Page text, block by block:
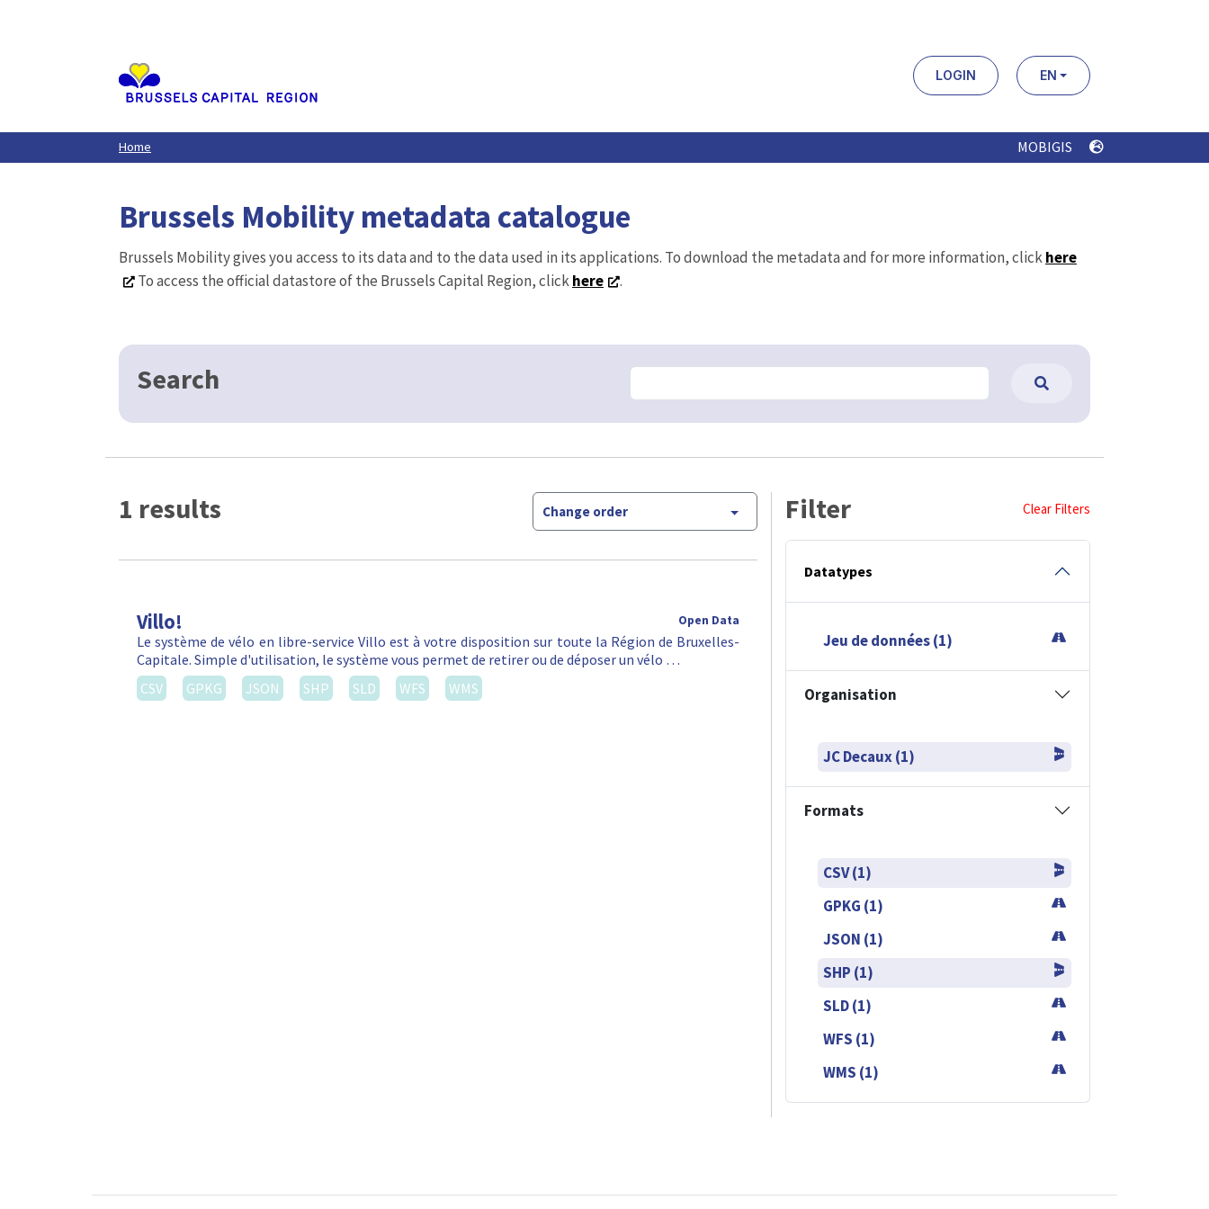
LOGIN EN
Home MOBIGIS
Brussels Mobility metadata catalogue
Brussels Mobility gives you access to its data and to the data used in its applications. To download the metadata and for more information, clickhere
To access the official datastore of the Brussels Capital Region, clickhere .
Search
1 results Change order
Villo! Open Data
Le système de vélo en libre-service Villo est à votre disposition sur toute la Région de Bruxelles-
Capitale. Simple d'utilisation, le système vous permet de retirer ou de déposer un vélo …
CSV
GPKG JSON SHP SLD WFS WMS
Filter Clear Filters
Datatypes
Jeu de données (1)
Organisation
JC Decaux (1)
Formats
CSV (1)
GPKG (1)
JSON (1)
SHP (1)
SLD (1)
WFS (1)
WMS (1)